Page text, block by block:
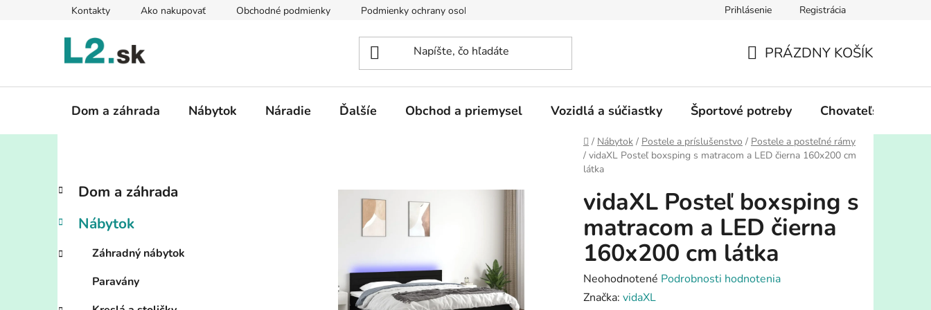
Kontakty Ako nakupovať Obchodné podmienky Podmienky ochrany osobných údajov Prihlásenie Registrácia
KOŠÍK
PRÁZDNY KOŠÍK
Dom a záhrada Nábytok Náradie Ďalšíe Obchod a priemysel Vozidlá a súčiastky Športové potreby Chovateľské
Domov
/ Nábytok / Postele a príslušenstvo / Postele a posteľné rámy
/ vidaXL Posteľ boxsping s matracom a LED čierna 160x200 cm
látka
B
č
ý
Preskočiť
kategórie
K
a
e
ó
e
Dom a záhrada
Nábytok
Záhradný nábytok
Paravány
vidaXL Posteľ boxsping s
matracom a LED čierna
160x200 cm látka
Priemerné
hodnotenie
Neohodnotené Podrobnosti hodnotenia
Značka: vidaXL